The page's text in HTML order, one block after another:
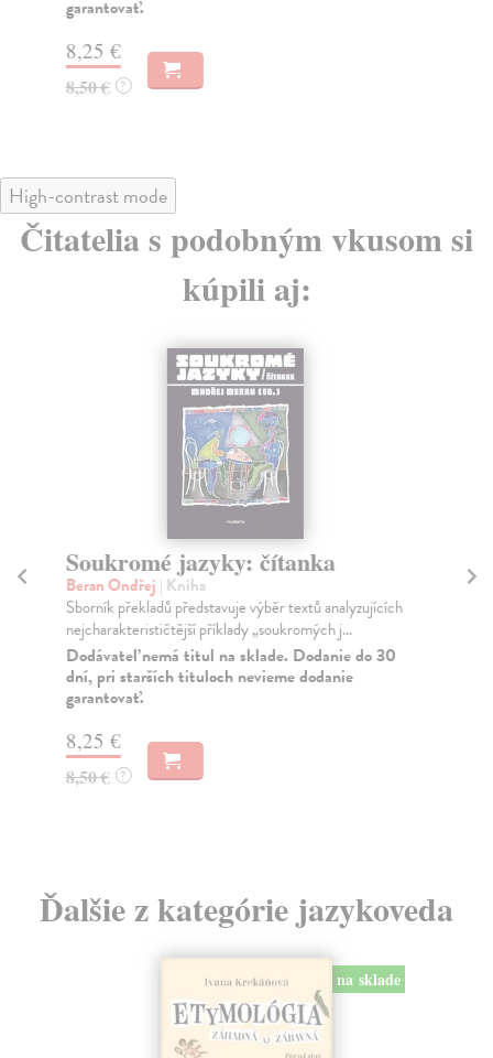
garantovať.
8,25 €
8,50 € ?
High-contrast mode
Čitatelia s podobným vkusom si
kúpili aj:
Soukromé jazyky: čítanka
Beran Ondřej | Kniha
Sborník překladů představuje výběr textů analyzujících
nejcharakterističtější příklady „soukromých j...
Dodávateľ nemá titul na sklade. Dodanie do 30
dní, pri starších tituloch nevieme dodanie
garantovať.
8,25 €
8,50 € ?
Ďalšie z kategórie jazykoveda
na sklade